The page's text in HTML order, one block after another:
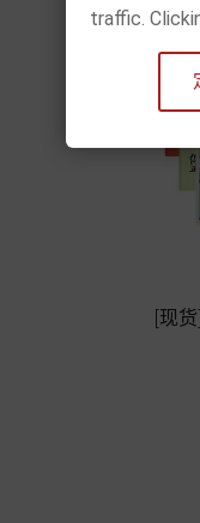
[现
traffic.